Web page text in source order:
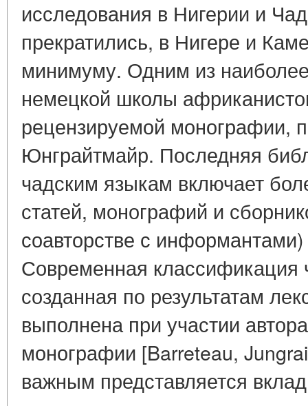
исследования в Нигерии и
прекратились, в Нигере и
минимуму. Одним из
немецкой школы
рецензируемой монографии,
Юнграйтмайр. Последняя
чадским языкам включает
статей, монографий и
соавторстве с
Современная классификация
созданная по результатам
выполнена при участии
монографии [Barreteau,
важным представляется